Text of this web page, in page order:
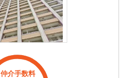
仲介手数料